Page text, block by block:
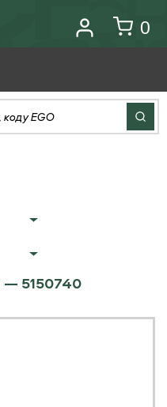
0
5150740